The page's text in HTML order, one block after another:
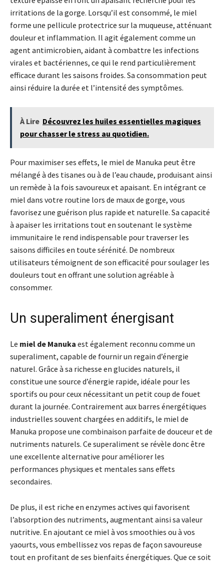
irritations de la gorge. Lorsqu’il est consommé, le miel
forme une pellicule protectrice sur la muqueuse, atténuant
douleur et inflammation. Il agit également comme un
agent antimicrobien, aidant à combattre les infections
virales et bactériennes, ce qui le rend particulièrement
efficace durant les saisons froides. Sa consommation peut
ainsi réduire la durée et l’intensité des symptômes.
À Lire Découvrez les huiles essentielles magiques
pour chasser le stress au quotidien.
Pour maximiser ses effets, le miel de Manuka peut être
mélangé à des tisanes ou à de l’eau chaude, produisant ainsi
un remède à la fois savoureux et apaisant. En intégrant ce
miel dans votre routine lors de maux de gorge, vous
favorisez une guérison plus rapide et naturelle. Sa capacité
à apaiser les irritations tout en soutenant le système
immunitaire le rend indispensable pour traverser les
saisons difficiles en toute sérénité. De nombreux
utilisateurs témoignent de son efficacité pour soulager les
douleurs tout en offrant une solution agréable à
consommer.
Un superaliment énergisant
Le miel de Manuka est également reconnu comme un
superaliment, capable de fournir un regain d’énergie
naturel. Grâce à sa richesse en glucides naturels, il
constitue une source d’énergie rapide, idéale pour les
sportifs ou pour ceux nécessitant un petit coup de fouet
durant la journée. Contrairement aux barres énergétiques
industrielles souvent chargées en additifs, le miel de
Manuka propose une combinaison parfaite de douceur et de
nutriments naturels. Ce superaliment se révèle donc être
une excellente alternative pour améliorer les
performances physiques et mentales sans effets
secondaires.
De plus, il est riche en enzymes actives qui favorisent
l’absorption des nutriments, augmentant ainsi sa valeur
nutritive. En ajoutant ce miel à vos smoothies ou à vos
yaourts, vous embellissez vos repas de façon savoureuse
tout en profitant de ses bienfaits énergétiques. Que ce soit